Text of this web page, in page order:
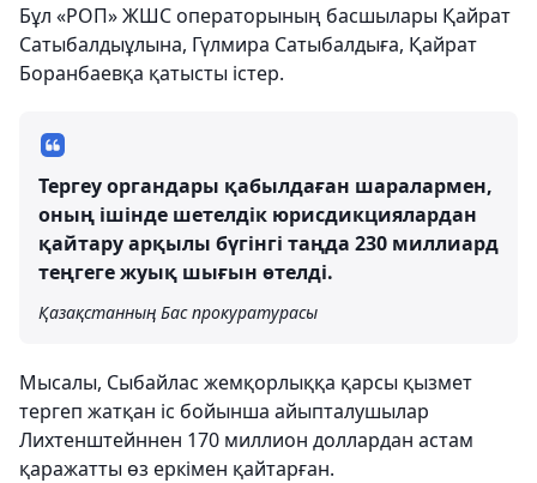
Бұл «РОП» ЖШС операторының басшылары Қайрат
Сатыбалдыұлына, Гүлмира Сатыбалдыға, Қайрат
Боранбаевқа қатысты істер.
Тергеу органдары қабылдаған шаралармен,
оның ішінде шетелдік юрисдикциялардан
қайтару арқылы бүгінгі таңда 230 миллиард
теңгеге жуық шығын өтелді.
Қазақстанның Бас прокуратурасы
Мысалы, Сыбайлас жемқорлыққа қарсы қызмет
тергеп жатқан іс бойынша айыпталушылар
Лихтенштейннен 170 миллион доллардан астам
қаражатты өз еркімен қайтарған.